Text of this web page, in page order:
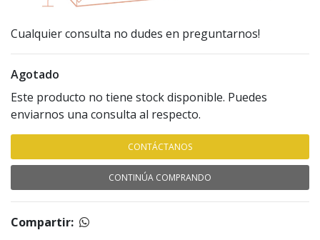
Cualquier consulta no dudes en preguntarnos!
Agotado
Este producto no tiene stock disponible. Puedes
enviarnos una consulta al respecto.
CONTÁCTANOS
CONTINÚA COMPRANDO
Compartir: